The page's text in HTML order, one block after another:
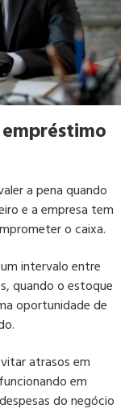
a pena quando
e a empresa tem
o caixa.
intervalo entre
quando o estoque
oportunidade de
atrasos em
em
do negócio